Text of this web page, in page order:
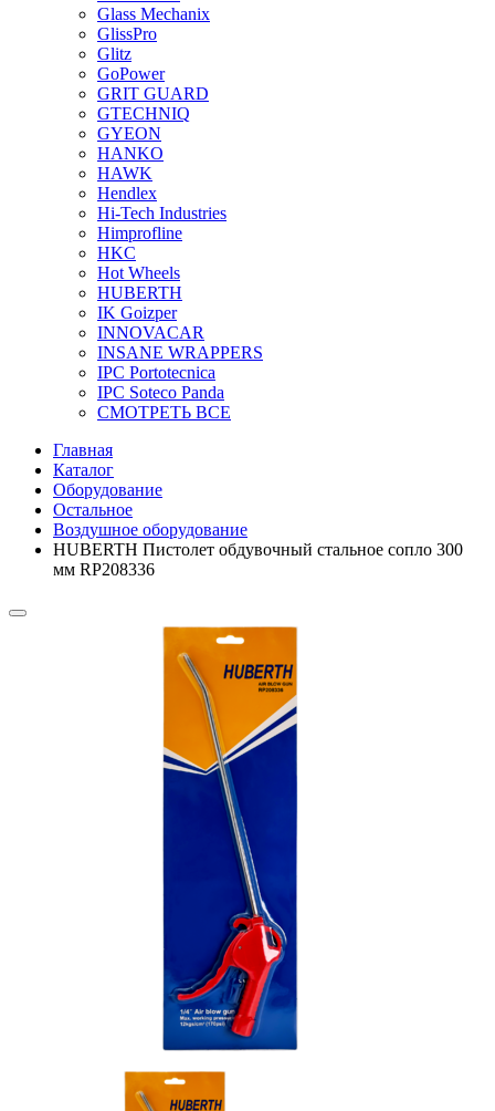
Glass Mechanix
GlissPro
Glitz
GoPower
GRIT GUARD
GTECHNIQ
GYEON
HANKO
HAWK
Hendlex
Hi-Tech Industries
Himprofline
HKC
Hot Wheels
HUBERTH
IK Goizper
INNOVACAR
INSANE WRAPPERS
IPC Portotecnica
IPC Soteco Panda
СМОТРЕТЬ ВСЕ
Главная
Каталог
Оборудование
Остальное
Воздушное оборудование
HUBERTH Пистолет обдувочный стальное сопло 300
мм RP208336